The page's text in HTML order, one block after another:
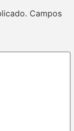
Campos